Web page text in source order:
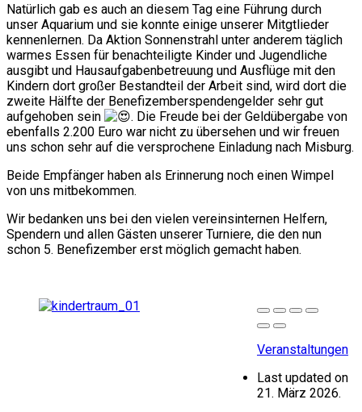
Natürlich gab es auch an diesem Tag eine Führung durch
unser Aquarium und sie konnte einige unserer Mitgtlieder
kennenlernen. Da Aktion Sonnenstrahl unter anderem täglich
warmes Essen für benachteiligte Kinder und Jugendliche
ausgibt und Hausaufgabenbetreuung und Ausflüge mit den
Kindern dort großer Bestandteil der Arbeit sind, wird dort die
zweite Hälfte der Benefizemberspendengelder sehr gut
aufgehoben sein
. Die Freude bei der Geldübergabe von
ebenfalls 2.200 Euro war nicht zu übersehen und wir freuen
uns schon sehr auf die versprochene Einladung nach Misburg.
Beide Empfänger haben als Erinnerung noch einen Wimpel
von uns mitbekommen.
Wir bedanken uns bei den vielen vereinsinternen Helfern,
Spendern und allen Gästen unserer Turniere, die den nun
schon 5. Benefizember erst möglich gemacht haben.
Veranstaltungen
Last updated on
21. März 2026.